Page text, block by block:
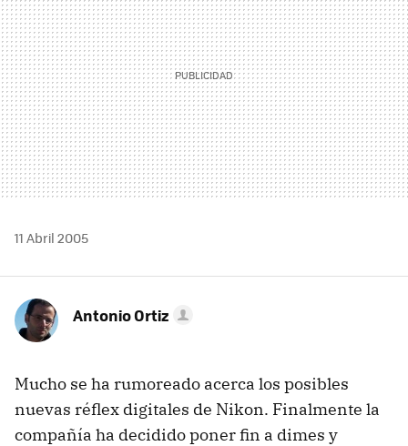
11 Abril 2005
Antonio Ortiz
Mucho se ha rumoreado acerca los posibles
nuevas réflex digitales de Nikon. Finalmente la
compañía ha decidido poner fin a dimes y